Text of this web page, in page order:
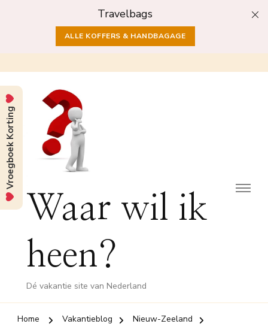
Travelbags
ALLE KOFFERS & HANDBAGAGE
Waar wil ik
heen?
Dé vakantie site van Nederland
Home Vakantieblog
Nieuw-Zeeland
Vroegboek Korting